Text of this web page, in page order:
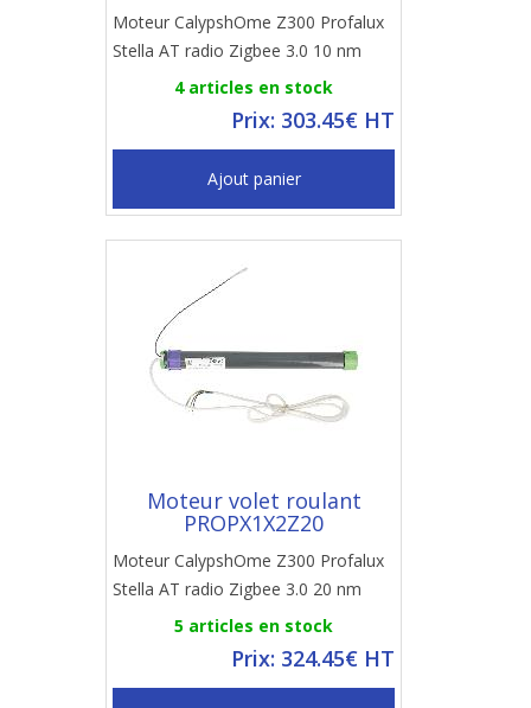
Moteur CalypshOme Z300 Profalux
Stella AT radio Zigbee 3.0 10 nm
4 articles en stock
Prix: 303.45€ HT
Ajout panier
Moteur volet roulant
PROPX1X2Z20
Moteur CalypshOme Z300 Profalux
Stella AT radio Zigbee 3.0 20 nm
5 articles en stock
Prix: 324.45€ HT